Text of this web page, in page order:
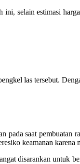
selain estimasi
las tersebut.
pada saat
keamanan karena
disarankan untuk